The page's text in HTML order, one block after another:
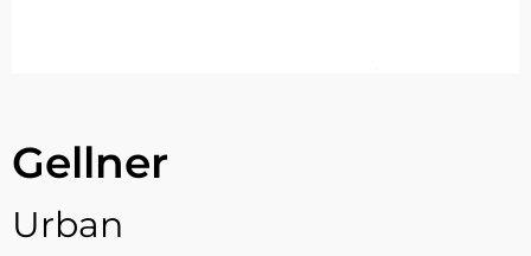
Gellner
Urban